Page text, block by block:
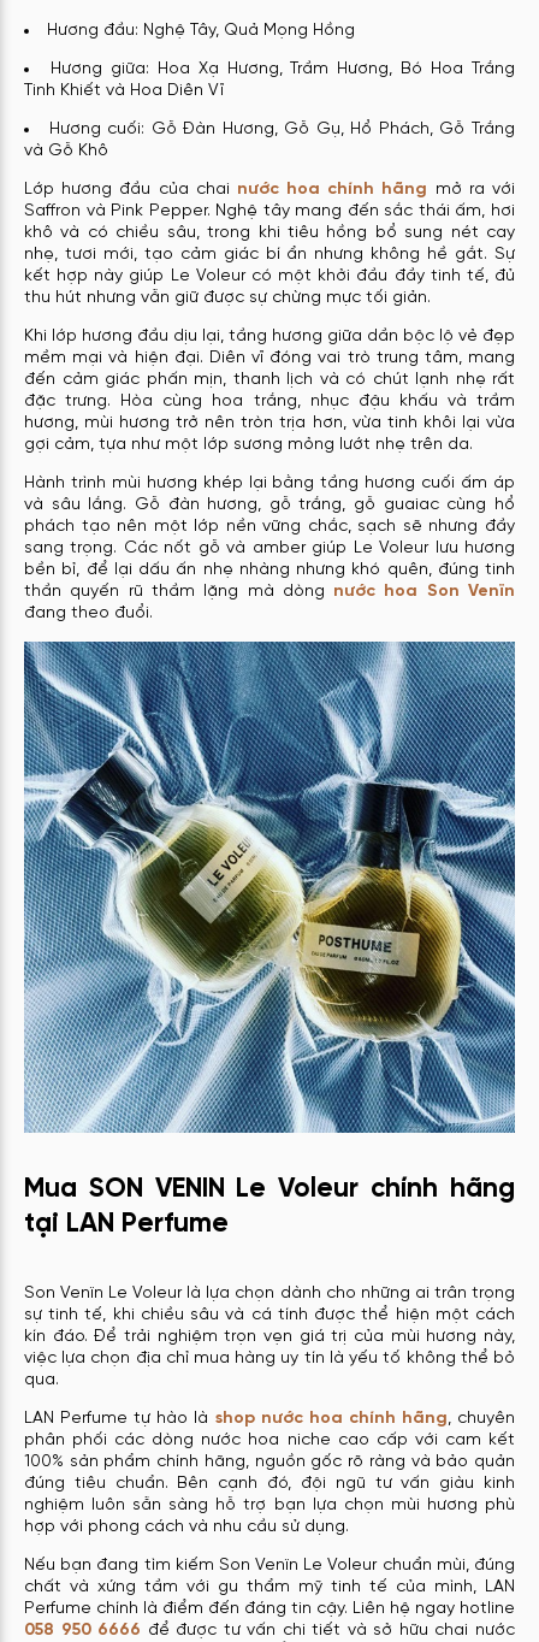
Hương đầu: Nghệ Tây, Quả Mọng Hồng
Hương giữa: Hoa Xạ Hương, Trầm Hương, Bó Hoa Trắng
Tinh Khiết và Hoa Diên Vĩ
Hương cuối: Gỗ Đàn Hương, Gỗ Gụ, Hổ Phách, Gỗ Trắng
và Gỗ Khô
Lớp hương đầu của chai nước hoa chính hãng mở ra với
Saffron và Pink Pepper. Nghệ tây mang đến sắc thái ấm, hơi
khô và có chiều sâu, trong khi tiêu hồng bổ sung nét cay
nhẹ, tươi mới, tạo cảm giác bí ẩn nhưng không hề gắt. Sự
kết hợp này giúp Le Voleur có một khởi đầu đầy tinh tế, đủ
thu hút nhưng vẫn giữ được sự chừng mực tối giản.
Khi lớp hương đầu dịu lại, tầng hương giữa dần bộc lộ vẻ đẹp
mềm mại và hiện đại. Diên vĩ đóng vai trò trung tâm, mang
đến cảm giác phấn mịn, thanh lịch và có chút lạnh nhẹ rất
đặc trưng. Hòa cùng hoa trắng, nhục đậu khấu và trầm
hương, mùi hương trở nên tròn trịa hơn, vừa tinh khôi lại vừa
gợi cảm, tựa như một lớp sương mỏng lướt nhẹ trên da.
Hành trình mùi hương khép lại bằng tầng hương cuối ấm áp
và sâu lắng. Gỗ đàn hương, gỗ trắng, gỗ guaiac cùng hổ
phách tạo nên một lớp nền vững chắc, sạch sẽ nhưng đầy
sang trọng. Các nốt gỗ và amber giúp Le Voleur lưu hương
bền bỉ, để lại dấu ấn nhẹ nhàng nhưng khó quên, đúng tinh
thần quyến rũ thầm lặng mà dòng nước hoa Son Venïn
đang theo đuổi.
Mua SON VENIN Le Voleur chính hãng
tại LAN Perfume
Son Venïn Le Voleur là lựa chọn dành cho những ai trân trọng
sự tinh tế, khi chiều sâu và cá tính được thể hiện một cách
kín đáo. Để trải nghiệm trọn vẹn giá trị của mùi hương này,
việc lựa chọn địa chỉ mua hàng uy tín là yếu tố không thể bỏ
qua.
LAN Perfume tự hào là shop nước hoa chính hãng, chuyên
phân phối các dòng nước hoa niche cao cấp với cam kết
100% sản phẩm chính hãng, nguồn gốc rõ ràng và bảo quản
đúng tiêu chuẩn. Bên cạnh đó, đội ngũ tư vấn giàu kinh
nghiệm luôn sẵn sàng hỗ trợ bạn lựa chọn mùi hương phù
hợp với phong cách và nhu cầu sử dụng.
Nếu bạn đang tìm kiếm Son Venïn Le Voleur chuẩn mùi, đúng
chất và xứng tầm với gu thẩm mỹ tinh tế của mình, LAN
Perfume chính là điểm đến đáng tin cậy. Liên hệ ngay hotline
058 950 6666 để được tư vấn chi tiết và sở hữu chai nước